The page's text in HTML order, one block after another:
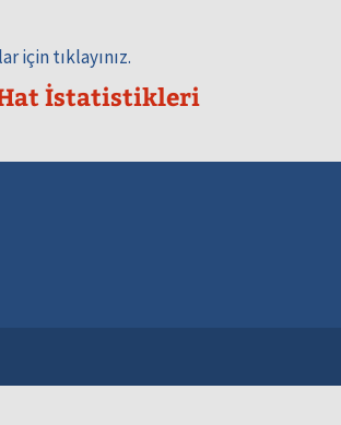
için tıklayınız.
Hat İstatistikleri